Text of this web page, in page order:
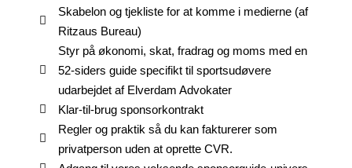
Skabelon og tjekliste for at komme i medierne (af
Ritzaus Bureau)
Styr på økonomi, skat, fradrag og moms med en
52-siders guide specifikt til sportsudøvere
udarbejdet af Elverdam Advokater
Klar-til-brug sponsorkontrakt
Regler og praktik så du kan fakturerer som
privatperson uden at oprette CVR.